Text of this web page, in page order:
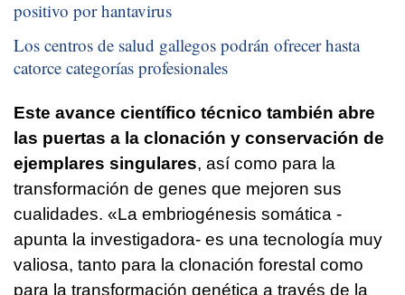
positivo por hantavirus
Los centros de salud gallegos podrán ofrecer hasta
catorce categorías profesionales
Este avance científico técnico también abre
las puertas a la clonación y conservación de
ejemplares singulares, así como para la
transformación de genes que mejoren sus
cualidades. «La embriogénesis somática -
apunta la investigadora- es una tecnología muy
valiosa, tanto para la clonación forestal como
para la transformación genética a través de la